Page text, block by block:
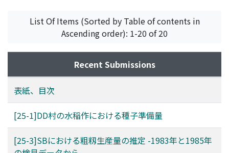
List Of Items (Sorted by Table of contents in
Ascending order): 1-20 of 20
Recent Submissions
表紙、目次
[25-1]DD村の水稲作における種子準備量
[25-3]SBにおける粗籾生産量の推定 -1983年と1985年